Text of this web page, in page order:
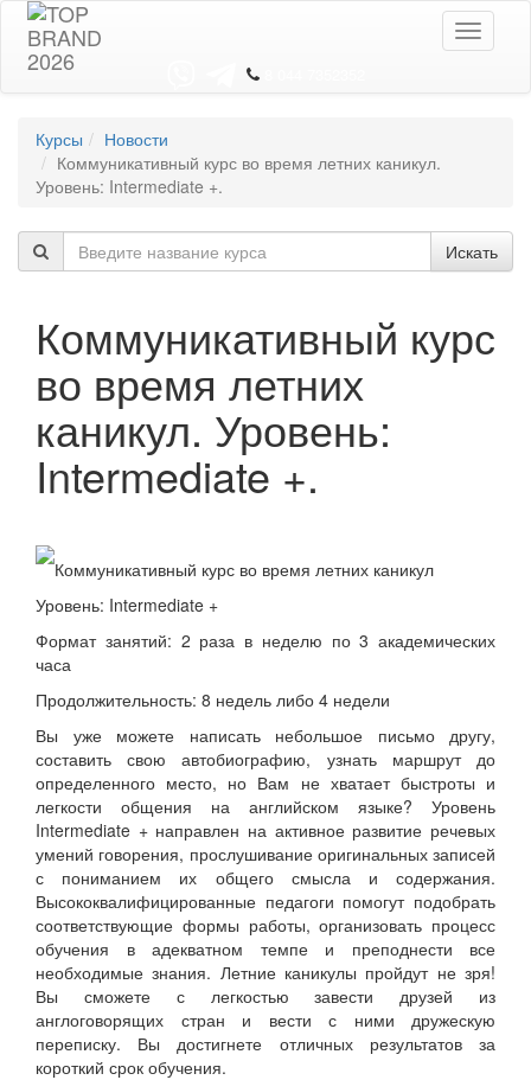
Toggle
Курсы
Новости
Коммуникативный курс во время летних каникул.
Уровень: Intermediate +.
Искать
Коммуникативный курс
во время летних
каникул. Уровень:
Intermediate +.
Коммуникативный курс во время летних каникул
Уровень: Intermediate +
Формат занятий: 2 раза в неделю по 3 академических
часа
Продолжительность: 8 недель либо 4 недели
Вы уже можете написать небольшое письмо другу,
составить свою автобиографию, узнать маршрут до
определенного место, но Вам не хватает быстроты и
легкости общения на английском языке? Уровень
Intermediate + направлен на активное развитие речевых
умений говорения, прослушивание оригинальных записей
с пониманием их общего смысла и содержания.
Высококвалифицированные педагоги помогут подобрать
соответствующие формы работы, организовать процесс
обучения в адекватном темпе и преподнести все
необходимые знания. Летние каникулы пройдут не зря!
Вы сможете с легкостью завести друзей из
англоговорящих стран и вести с ними дружескую
переписку. Вы достигнете отличных результатов за
короткий срок обучения.